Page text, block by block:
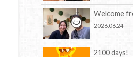
Welcome
2026.06.24
2100 days!